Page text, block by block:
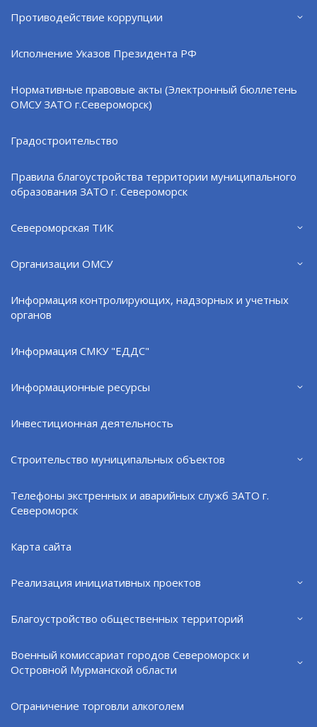
Противодействие коррупции
Исполнение Указов Президента РФ
Нормативные правовые акты (Электронный бюллетень
ОМСУ ЗАТО г.Североморск)
Градостроительство
Правила благоустройства территории муниципального
образования ЗАТО г. Североморск
Североморская ТИК
Организации ОМСУ
Информация контролирующих, надзорных и учетных
органов
Информация СМКУ "ЕДДС"
Информационные ресурсы
Инвестиционная деятельность
Строительство муниципальных объектов
Телефоны экстренных и аварийных служб ЗАТО г.
Североморск
Карта сайта
Реализация инициативных проектов
Благоустройство общественных территорий
Военный комиссариат городов Североморск и
Островной Мурманской области
Ограничение торговли алкоголем
Диспансеризация - забота о здоровье
По сообщениям в соцсетях
04.08.26